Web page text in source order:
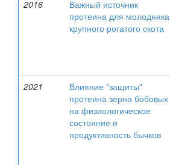
2016
Важный источник
протеина для молодняка
крупного рогатого скота
2021
Влияние "защиты"
протеина зерна бобовых
на физиологическое
состояние и
продуктивность бычков